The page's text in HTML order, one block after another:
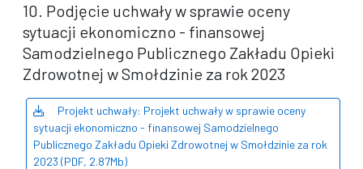
10. Podjęcie uchwały w sprawie oceny
sytuacji ekonomiczno - finansowej
Samodzielnego Publicznego Zakładu Opieki
Zdrowotnej w Smołdzinie za rok 2023
Projekt uchwały: Projekt uchwały w sprawie oceny
sytuacji ekonomiczno - finansowej Samodzielnego
Publicznego Zakładu Opieki Zdrowotnej w Smołdzinie za rok
2023 (PDF, 2.87Mb)